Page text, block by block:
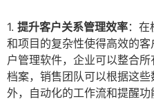
1. 提升客户关系管理效率：
和项目的复杂性使得高效的
户管理软件，企业可以整合
档案，销售团队可以根据这
外，自动化的工作流和提醒